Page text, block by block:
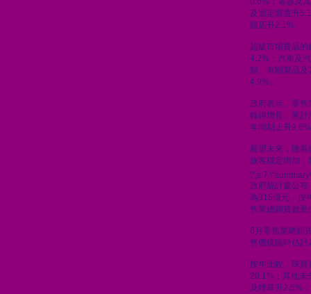
及固定裝置升
鏡店升2.1%。
超級市場貨品
4.2%；汽車及
類、有關製品
4.9%。
政府表示，零
錄得增長。累計
年同期上升
展望未來，隨
旅客穩定增加，
政府統計處公
為315億元，按
售業總銷貨數
6月零售業總銷
售價值臨時估
按年比較，珠寶
20.1%；其他未
及煙草升2.5%